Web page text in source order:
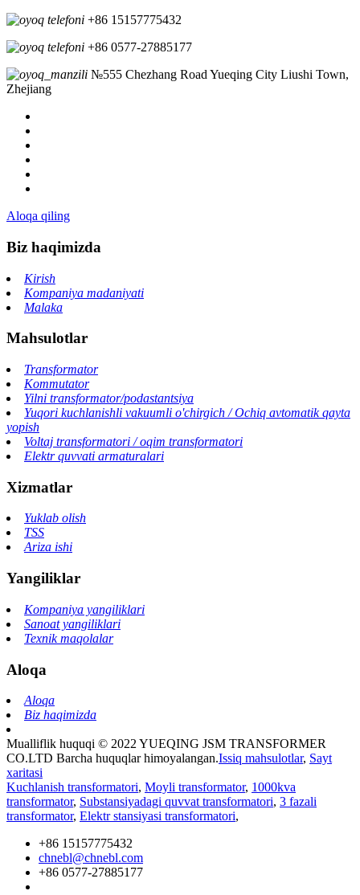
+86 15157775432
+86 0577-27885177
№555 Chezhang Road Yueqing City Liushi Town,
Zhejiang
Aloqa qiling
Biz haqimizda
Kirish
Kompaniya madaniyati
Malaka
Mahsulotlar
Transformator
Kommutator
Yilni transformator/podastantsiya
Yuqori kuchlanishli vakuumli o'chirgich / Ochiq avtomatik qayta
yopish
Voltaj transformatori / oqim transformatori
Elektr quvvati armaturalari
Xizmatlar
Yuklab olish
TSS
Ariza ishi
Yangiliklar
Kompaniya yangiliklari
Sanoat yangiliklari
Texnik maqolalar
Aloqa
Aloqa
Biz haqimizda
Mualliflik huquqi © 2022 YUEQING JSM TRANSFORMER
CO.LTD Barcha huquqlar himoyalangan.Issiq mahsulotlar, Sayt
xaritasi
Kuchlanish transformatori, Moyli transformator, 1000kva
transformator, Substansiyadagi quvvat transformatori, 3 fazali
transformator, Elektr stansiyasi transformatori,
+86 15157775432
chnebl@chnebl.com
+86 0577-27885177